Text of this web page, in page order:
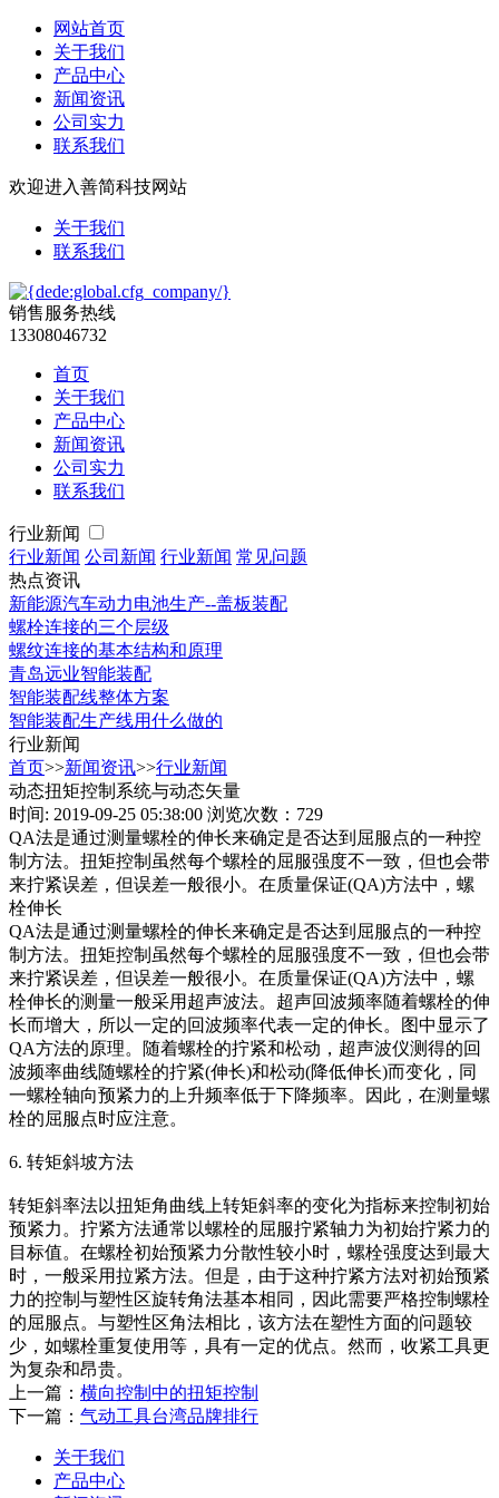
网站首页
关于我们
产品中心
新闻资讯
公司实力
联系我们
欢迎进入善简科技网站
关于我们
联系我们
销售服务热线
13308046732
首页
关于我们
产品中心
新闻资讯
公司实力
联系我们
行业新闻
行业新闻 公司新闻 行业新闻 常见问题
热点资讯
新能源汽车动力电池生产--盖板装配
螺栓连接的三个层级
螺纹连接的基本结构和原理
青岛远业智能装配
智能装配线整体方案
智能装配生产线用什么做的
行业新闻
首页>>新闻资讯>>行业新闻
动态扭矩控制系统与动态矢量
时间: 2019-09-25 05:38:00 浏览次数：729
QA法是通过测量螺栓的伸长来确定是否达到屈服点的一种控
制方法。扭矩控制虽然每个螺栓的屈服强度不一致，但也会带
来拧紧误差，但误差一般很小。在质量保证(QA)方法中，螺
栓伸长
QA法是通过测量螺栓的伸长来确定是否达到屈服点的一种控
制方法。扭矩控制虽然每个螺栓的屈服强度不一致，但也会带
来拧紧误差，但误差一般很小。在质量保证(QA)方法中，螺
栓伸长的测量一般采用超声波法。超声回波频率随着螺栓的伸
长而增大，所以一定的回波频率代表一定的伸长。图中显示了
QA方法的原理。随着螺栓的拧紧和松动，超声波仪测得的回
波频率曲线随螺栓的拧紧(伸长)和松动(降低伸长)而变化，同
一螺栓轴向预紧力的上升频率低于下降频率。因此，在测量螺
栓的屈服点时应注意。
6. 转矩斜坡方法
转矩斜率法以扭矩角曲线上转矩斜率的变化为指标来控制初始
预紧力。拧紧方法通常以螺栓的屈服拧紧轴力为初始拧紧力的
目标值。在螺栓初始预紧力分散性较小时，螺栓强度达到最大
时，一般采用拉紧方法。但是，由于这种拧紧方法对初始预紧
力的控制与塑性区旋转角法基本相同，因此需要严格控制螺栓
的屈服点。与塑性区角法相比，该方法在塑性方面的问题较
少，如螺栓重复使用等，具有一定的优点。然而，收紧工具更
为复杂和昂贵。
上一篇： 横向控制中的扭矩控制
下一篇： 气动工具台湾品牌排行
关于我们
产品中心